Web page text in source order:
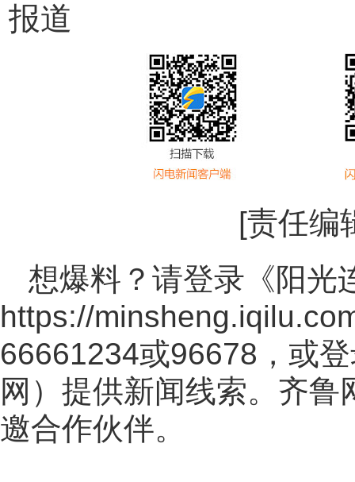
报道
[责任编
想爆料？请登录《阳光
https://
66661234或96678，或
网 ）提供新闻线索。齐鲁
邀合作伙伴。